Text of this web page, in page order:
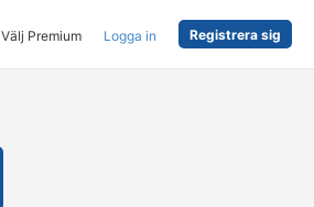
Välj Premium Logga in Registrera sig